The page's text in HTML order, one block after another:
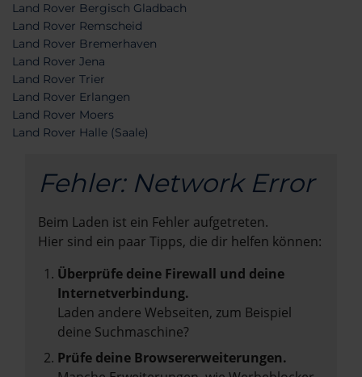
Land Rover Bergisch Gladbach
Land Rover Remscheid
Land Rover Bremerhaven
Land Rover Jena
Land Rover Trier
Land Rover Erlangen
Land Rover Moers
Land Rover Halle (Saale)
Fehler: Network Error
Beim Laden ist ein Fehler aufgetreten.
Hier sind ein paar Tipps, die dir helfen können:
Überprüfe deine Firewall und deine
Internetverbindung.
Laden andere Webseiten, zum Beispiel
deine Suchmaschine?
Prüfe deine Browsererweiterungen.